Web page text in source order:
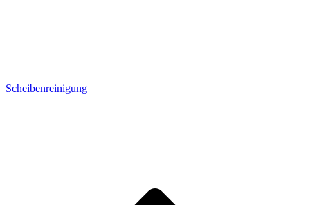
Scheibenreinigung